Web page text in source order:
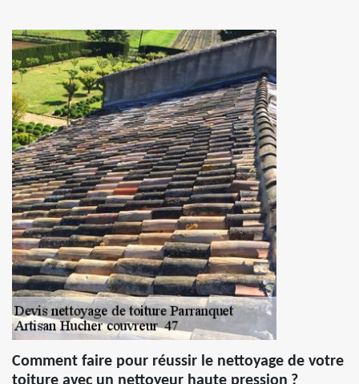
Comment faire pour réussir le nettoyage de votre
toiture avec un nettoyeur haute pression ?